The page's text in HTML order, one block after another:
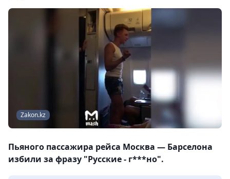
Zakon.kz
Пьяного пассажира рейса Москва — Барселона
избили за фразу "Русские - г***но".